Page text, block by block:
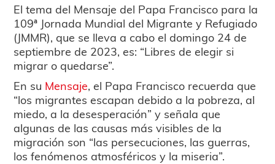
El tema del Mensaje del Papa Francisco para la
109ª Jornada Mundial del Migrante y Refugiado
(JMMR), que se lleva a cabo el domingo 24 de
septiembre de 2023, es: “Libres de elegir si
migrar o quedarse”.
En su Mensaje, el Papa Francisco recuerda que
“los migrantes escapan debido a la pobreza, al
miedo, a la desesperación” y señala que
algunas de las causas más visibles de la
migración son “las persecuciones, las guerras,
los fenómenos atmosféricos y la miseria”.